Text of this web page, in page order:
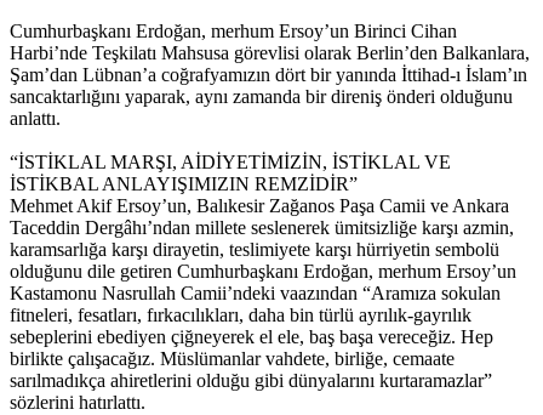
Cumhurbaşkanı Erdoğan, merhum Ersoy’un Birinci Cihan
Harbi’nde Teşkilatı Mahsusa görevlisi olarak Berlin’den Balkanlara,
Şam’dan Lübnan’a coğrafyamızın dört bir yanında İttihad-ı İslam’ın
sancaktarlığını yaparak, aynı zamanda bir direniş önderi olduğunu
anlattı.
“İSTİKLAL MARŞI, AİDİYETİMİZİN, İSTİKLAL VE
İSTİKBAL ANLAYIŞIMIZIN REMZİDİR”
Mehmet Akif Ersoy’un, Balıkesir Zağanos Paşa Camii ve Ankara
Taceddin Dergâhı’ndan millete seslenerek ümitsizliğe karşı azmin,
karamsarlığa karşı dirayetin, teslimiyete karşı hürriyetin sembolü
olduğunu dile getiren Cumhurbaşkanı Erdoğan, merhum Ersoy’un
Kastamonu Nasrullah Camii’ndeki vaazından “Aramıza sokulan
fitneleri, fesatları, fırkacılıkları, daha bin türlü ayrılık-gayrılık
sebeplerini ebediyen çiğneyerek el ele, baş başa vereceğiz. Hep
birlikte çalışacağız. Müslümanlar vahdete, birliğe, cemaate
sarılmadıkça ahiretlerini olduğu gibi dünyalarını kurtaramazlar”
sözlerini hatırlattı.